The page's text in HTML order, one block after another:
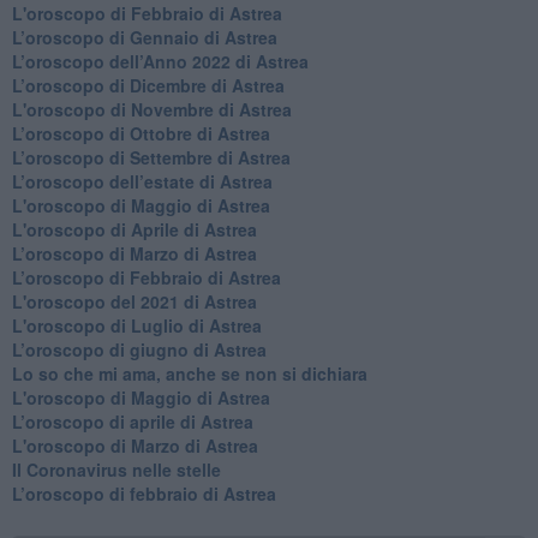
L'oroscopo di Febbraio di Astrea
​L’oroscopo di Gennaio di Astrea
​L’oroscopo dell’Anno 2022 di Astrea
​L’oroscopo di Dicembre di Astrea
L'oroscopo di Novembre di Astrea
​L’oroscopo di Ottobre di Astrea
​L’oroscopo di Settembre di Astrea
L’oroscopo dell’estate di Astrea
L'oroscopo di Maggio di Astrea
L'oroscopo di Aprile di Astrea
​L’oroscopo di Marzo di Astrea
​L’oroscopo di Febbraio di Astrea
L'oroscopo del 2021 di Astrea
L'oroscopo di Luglio di Astrea
​L’oroscopo di giugno di Astrea
​Lo so che mi ama, anche se non si dichiara
L'oroscopo di Maggio di Astrea
​L’oroscopo di aprile di Astrea
L'oroscopo di Marzo di Astrea
Il Coronavirus nelle stelle
​L’oroscopo di febbraio di Astrea